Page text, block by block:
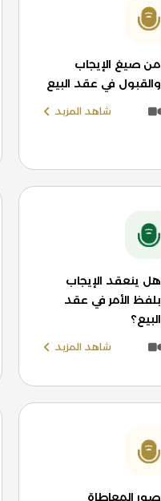
من صيغ الإيجاب
والقبول في عقد البيع
شاهد المزيد
هل ينعقد الإيجاب
بلفظ الأمر في عقد
البيع؟
شاهد المزيد
صور المعاطاة